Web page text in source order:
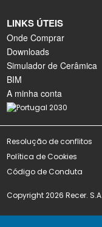
LINKS ÚTEIS
Onde Comprar
Downloads
Simulador de Cerâmica
BIM
A minha conta
Resolução de conflitos
Política de Cookies
Código de Conduta
Copyright 2026 Recer.